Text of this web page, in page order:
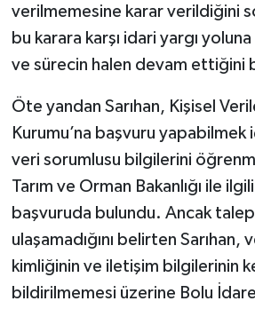
verilmemesine karar verildiğini
bu karara karşı idari yargı yoluna
ve sürecin halen devam ettiğini
Öte yandan Sarıhan, Kişisel
Kurumu’na başvuru yapabilmek
veri sorumlusu bilgilerini
Tarım ve Orman Bakanlığı ile
başvuruda bulundu. Ancak
ulaşamadığını belirten Sarıhan,
kimliğinin ve iletişim bilgilerinin
bildirilmemesi üzerine Bolu